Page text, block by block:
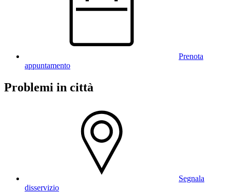
Prenota
appuntamento
Problemi in città
Segnala
disservizio